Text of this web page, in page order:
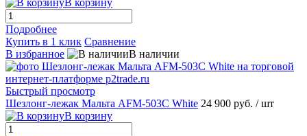
В корзину
Подробнее
Купить в 1 клик Сравнение
В избранное
В наличии
Быстрый просмотр
Шезлонг-лежак Мальта AFM-503C White 24 900 руб. / шт
В корзину